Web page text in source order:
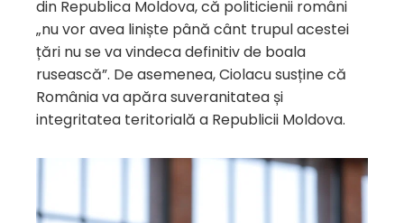
din Republica Moldova, că politicienii români
„nu vor avea liniște până cânt trupul acestei
țări nu se va vindeca definitiv de boala
rusească”. De asemenea, Ciolacu susține că
România va apăra suveranitatea și
integritatea teritorială a Republicii Moldova.